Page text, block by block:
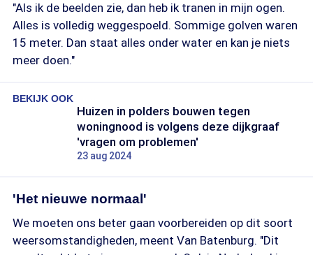
"Als ik de beelden zie, dan heb ik tranen in mijn ogen.
Alles is volledig weggespoeld. Sommige golven waren
15 meter. Dan staat alles onder water en kan je niets
meer doen."
BEKIJK OOK
Huizen in polders bouwen tegen
woningnood is volgens deze dijkgraaf
'vragen om problemen'
23 aug 2024
'Het nieuwe normaal'
We moeten ons beter gaan voorbereiden op dit soort
weersomstandigheden, meent Van Batenburg. "Dit